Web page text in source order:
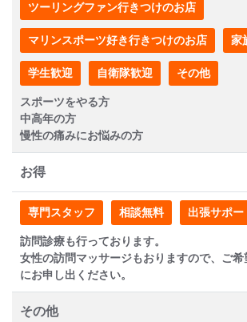
ツーリングファン行きつけのお店
マリンスポーツ好き行きつけのお店 家
学生歓迎 自衛隊歓迎 その他
スポーツをやる方
中高年の方
慢性の痛みにお悩みの方
お得
専門スタッフ 相談無料 出張サポー
訪問診療も行っております。
女性の訪問マッサージもおりますので、ご
にお申し出ください。
その他